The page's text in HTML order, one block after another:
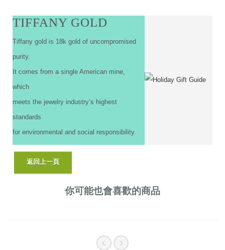
TIFFANY GOLD
Tiffany gold is 18k gold of uncompromised
purity.
It comes from a single American mine,
which
meets the jewelry industry’s highest
standards
for environmental and social responsibility.
你可能也會喜歡的商品